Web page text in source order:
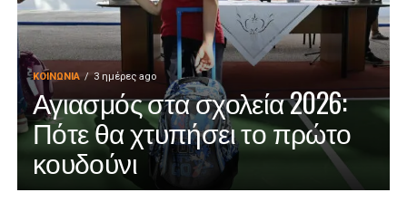
ΚΟΙΝΩΝΊΑ 3 ημέρες ago
Αγιασμός στα σχολεία 2026:
Πότε θα χτυπήσει το πρώτο
κουδούνι